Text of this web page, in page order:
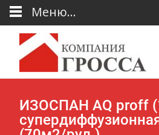
ИЗОСПАН AQ proff
Меню...